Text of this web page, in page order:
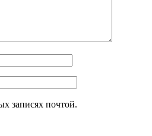
записях почтой.